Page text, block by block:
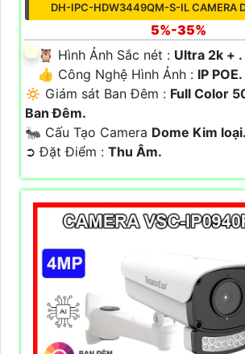
DH-IPC-HDW3449QM-S-IL CAMERA
5%-35%
🦉 Hình Ảnh Sắc nét : Ultra 2k + .
👍 Công Nghệ Hình Ảnh : IP POE.
🔅 Giám sát Ban Đêm : Full Color
Ban Ðêm.
🐜 Cấu Tạo Camera Dome Kim loại.
️➲ Đặt Điểm : Thu Âm.